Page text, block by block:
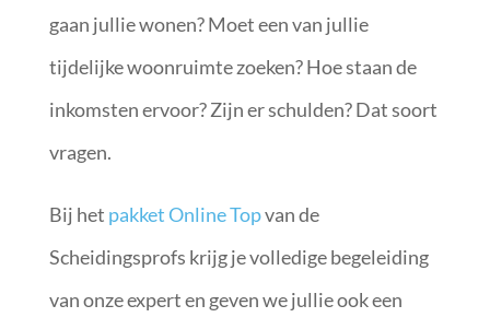
gaan jullie wonen? Moet een van jullie
tijdelijke woonruimte zoeken? Hoe staan de
inkomsten ervoor? Zijn er schulden? Dat soort
vragen.
Bij het pakket Online Topvan de
Scheidingsprofs krijg je volledige begeleiding
van onze expert en geven we jullie ook een